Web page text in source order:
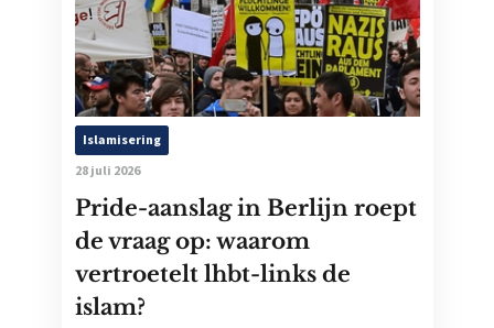
Islamisering
28 juli 2026
Pride-aanslag in Berlijn roept
de vraag op: waarom
vertroetelt lhbt-links de
islam?